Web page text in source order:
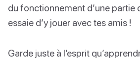
du fonctionnement d’une partie
essaie d’y jouer avec tes amis !
Garde juste à l’esprit